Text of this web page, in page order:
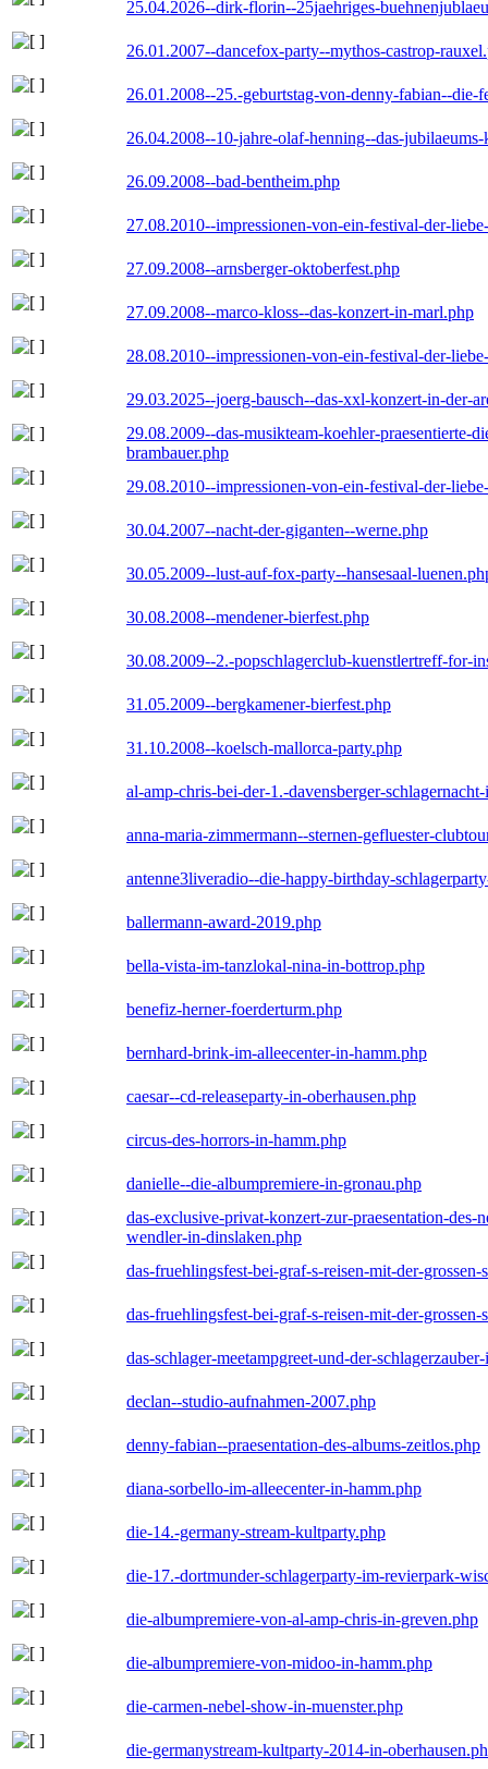
25.04.2026--dirk-florin--25jaehriges-
26.01.2007--dancefox-party--mythos-castrop-
26.01.2008--25.-geburtstag-von-denny-fabian--die-
26.04.2008--10-jahre-olaf-henning--das-
26.09.2008--bad-bentheim.php
27.08.2010--impressionen-von-ein-festival-der-
27.09.2008--arnsberger-oktoberfest.php
27.09.2008--marco-kloss--das-konzert-in-marl.php
28.08.2010--impressionen-von-ein-festival-der-
29.03.2025--joerg-bausch--das-xxl-konzert-in-der-
29.08.2009--das-musikteam-koehler-praesentierte-
brambauer.php
29.08.2010--impressionen-von-ein-festival-der-
30.04.2007--nacht-der-giganten--werne.php
30.05.2009--lust-auf-fox-party--hansesaal-
30.08.2008--mendener-bierfest.php
30.08.2009--2.-popschlagerclub-kuenstlertreff-for-
31.05.2009--bergkamener-bierfest.php
31.10.2008--koelsch-mallorca-party.php
al-amp-chris-bei-der-1.-davensberger-
anna-maria-zimmermann--sternen-gefluester-
antenne3liveradio--die-happy-birthday-
ballermann-award-2019.php
bella-vista-im-tanzlokal-nina-in-bottrop.php
benefiz-herner-foerderturm.php
bernhard-brink-im-alleecenter-in-hamm.php
caesar--cd-releaseparty-in-oberhausen.php
circus-des-horrors-in-hamm.php
danielle--die-albumpremiere-in-gronau.php
das-exclusive-privat-konzert-zur-praesentation-
wendler-in-dinslaken.php
das-fruehlingsfest-bei-graf-s-reisen-mit-der-
das-fruehlingsfest-bei-graf-s-reisen-mit-der-
das-schlager-meetampgreet-und-der-
declan--studio-aufnahmen-2007.php
denny-fabian--praesentation-des-albums-zeitlos.php
diana-sorbello-im-alleecenter-in-hamm.php
die-14.-germany-stream-kultparty.php
die-17.-dortmunder-schlagerparty-im-revierpark-
die-albumpremiere-von-al-amp-chris-in-greven.php
die-albumpremiere-von-midoo-in-hamm.php
die-carmen-nebel-show-in-muenster.php
die-germanystream-kultparty-2014-in-